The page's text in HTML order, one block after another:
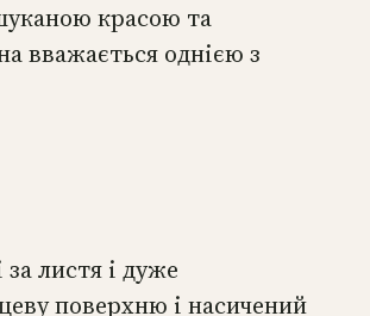
красою та
вважається однією з
листя і дуже
поверхню і насичений